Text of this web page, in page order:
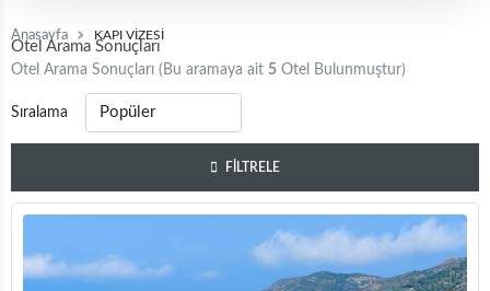
Anasayfa KAPI VİZESİ
Otel Arama Sonuçları
Otel Arama Sonuçları (Bu aramaya ait 5 Otel Bulunmuştur)
Sıralama
FİLTRELE